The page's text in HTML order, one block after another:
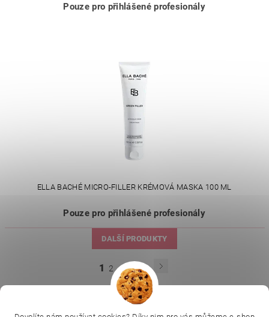
Pouze pro přihlášené profesionály
ELLA BACHÉ MICRO-FILLER KRÉMOVÁ MASKA 100 ML
Pouze pro přihlášené profesionály
DALŠÍ PRODUKTY
1 2 3 ... 12
L.C.P. Paris |